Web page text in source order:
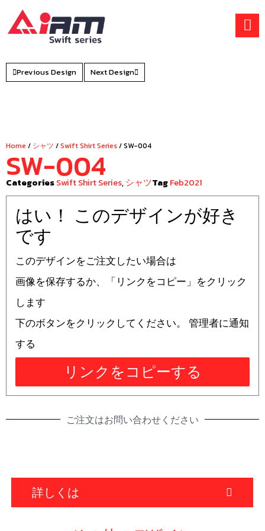
content
Previous Design Next Design
Home / シャツ /Swift Shirt Series/ SW-004
SW-004
CategoriesSwift Shirt Series,シャツTagFeb2021
はい！ このデザインが好き
です
このデザインをご注文したい場合は
画像を保存するか、「リンクをコピー」をクリック
します
下のボタンをクリックしてください。 管理者に通知
する
リンクをコピーする
ご注文はお問い合わせください
詳しくは